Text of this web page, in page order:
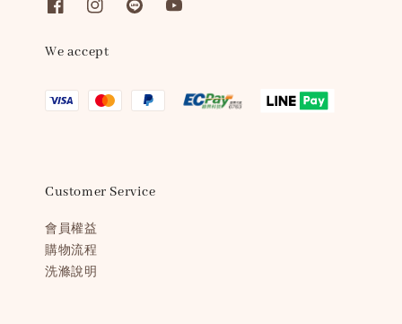
We accept
Customer Service
會員權益
購物流程
洗滌說明